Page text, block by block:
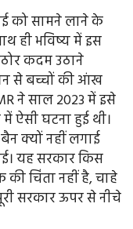
को सामने लाने के
ही भविष्य में इस
कदम उठाने
गन से बच्चों की आंख
ने साल 2023 में इसे
ऐसी घटना हुई थी।
क्यों नहीं लगाई
यह सरकार किस
की चिंता नहीं है, चाहे
सरकार ऊपर से नीचे